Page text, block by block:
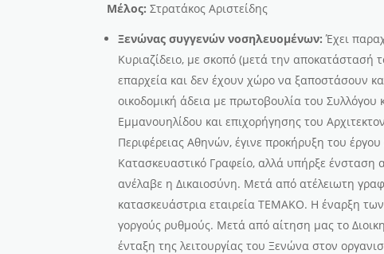
Μέλος: Στρατάκος Αριστείδης
Ξενώνας συγγενών νοσηλευομένων: Έχει
Κυριαζίδειο, με σκοπό (μετά την αποκατάστασή
επαρχεία και δεν έχουν χώρο να ξαποστάσουν
οικοδομική άδεια με πρωτοβουλία του Συλλόγου
Εμμανουηλίδου και επιχορήγησης του
Περιφέρειας Αθηνών, έγινε προκήρυξη του
Κατασκευαστικό Γραφείο, αλλά υπήρξε ένσταση
ανέλαβε η Δικαιοσύνη. Μετά από ατέλειωτη
κατασκευάστρια εταιρεία ΤΕΜΑΚΟ. Η έναρξη
γοργούς ρυθμούς. Μετά από αίτηση μας το
ένταξη της λειτουργίας του Ξενώνα στον